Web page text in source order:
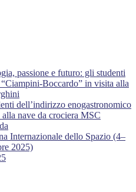
passione e futuro: gli studenti
Boccardo” in visita alla
dell’indirizzo enogastronomico
nave da crociera MSC
Internazionale dello Spazio (4–
2025)